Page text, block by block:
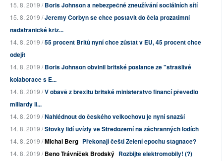
15. 8. 2019 /Boris Johnson a nebezpečné zneužívání sociálních sítí
15. 8. 2019 /Jeremy Corbyn se chce postavit do čela prozatímní
nadstranické kriz...
14. 8. 2019 /55 procent Britů nyní chce zůstat v EU, 45 procent chce
odejít
14. 8. 2019 /Boris Johnson obvinil britské poslance ze "strašlivé
kolaborace s E...
14. 8. 2019 /V obavě z brexitu britské ministerstvo financí převedlo
miliardy li...
14. 8. 2019 /Nahlédnout do českého velkochovu je nyní snazší
14. 8. 2019 /Stovky lidí uvízly ve Středozemí na záchranných lodích
14. 8. 2019 /Michal Berg Překonají čeští Zelení epochu stagnace?
14. 8. 2019 /Beno Trávníček Brodský Rozbijte elektromobily! (?)